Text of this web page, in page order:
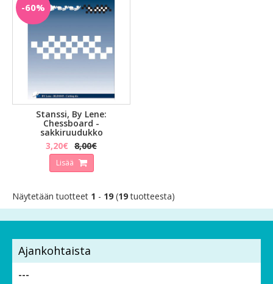
-60%
Stanssi, By Lene:
Chessboard -
sakkiruudukko
3,20€ 8,00€
Lisää
Näytetään tuotteet 1 - 19 (19tuotteesta)
Ajankohtaista
---